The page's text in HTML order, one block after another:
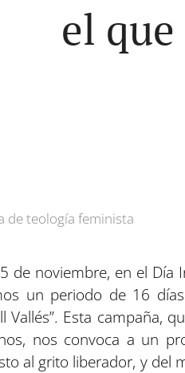
el
de teología feminista
de noviembre, en el Día
un periodo de 16
Vallés”. Esta campaña,
nos convoca a un
al grito liberador, y del